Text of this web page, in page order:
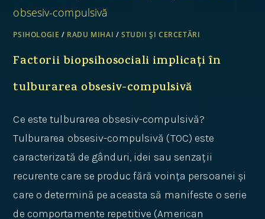
PSIHOLOGIE / RADU MIHAI /STUDII ȘI CERCETĂRI
Factorii biopsihosociali implicați în
tulburarea obsesiv-compulsivă
Ce este tulburarea obsesiv-compulsivă?
Tulburarea obsesiv-compulsivă (TOC) este
caracterizată de gânduri, idei sau senzații
recurente care se produc fără voința persoanei și
care o determină pe aceasta să manifeste o serie
de comportamente repetitive (American